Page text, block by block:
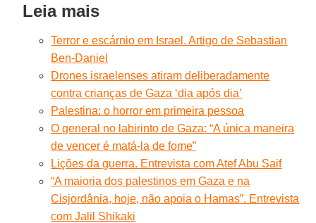
Leia mais
Terror e escárnio em Israel. Artigo de Sebastian
Ben-Daniel
Drones israelenses atiram deliberadamente
contra crianças de Gaza ‘dia após dia’
Palestina: o horror em primeira pessoa
O general no labirinto de Gaza: “A única maneira
de vencer é matá-la de fome”
Lições da guerra. Entrevista com Atef Abu Saif
“A maioria dos palestinos em Gaza e na
Cisjordânia, hoje, não apoia o Hamas”. Entrevista
com Jalil Shikaki